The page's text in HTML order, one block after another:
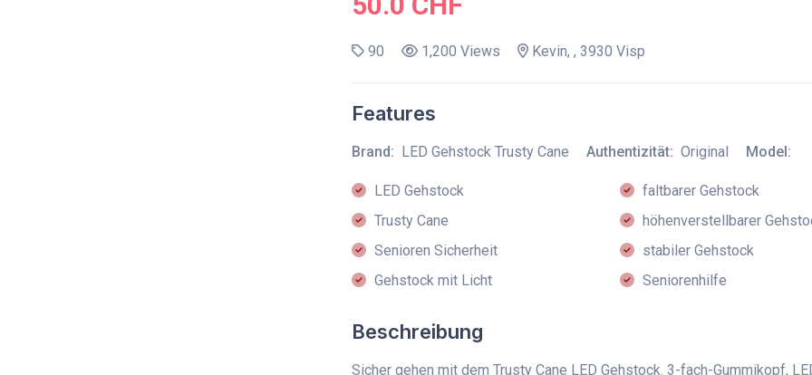
90 1,200 Views Kevin, , 3930 Visp
Features
Brand: LED Gehstock Trusty Cane Authentizität: Original Model:
LED Gehstock
Trusty Cane
Senioren Sicherheit
Gehstock mit Licht
faltbarer Gehstock
höhenverstellbarer
stabiler Gehstock
Seniorenhilfe
Beschreibung
Sicher gehen mit dem Trusty Cane LED Gehstock. 3-fach-Gummikopf,